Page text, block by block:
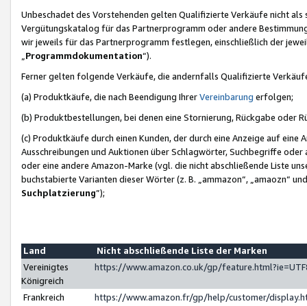
Unbeschadet des Vorstehenden gelten Qualifizierte Verkäufe nicht
Vergütungskatalog für das Partnerprogramm oder andere
wir jeweils für das Partnerprogramm festlegen, einschließlich der
Programmdokumentation“).
Ferner gelten folgende Verkäufe, die andernfalls Qualifizierte
(a) Produktkäufe, die nach Beendigung IhrerVereinbarung erfolgen;
(b) Produktbestellungen, bei denen eine Stornierung, Rückgabe oder
(c) Produktkäufe durch einen Kunden, der durch eine Anzeige auf
Ausschreibungen und Auktionen über Schlagwörter, Suchbegriffe
oder eine andere Amazon-Marke (vgl. die nicht abschließende Liste
buchstabierte Varianten dieser Wörter (z. B. „ammazon“, „amaozn“
Suchplatzierung”);
Land
Nicht abschließende Liste der Marken
Vereinigtes
Königreich
https://www.amazon.co.uk/gp/
Frankreich
https://www.amazon.fr/gp/help/customer/